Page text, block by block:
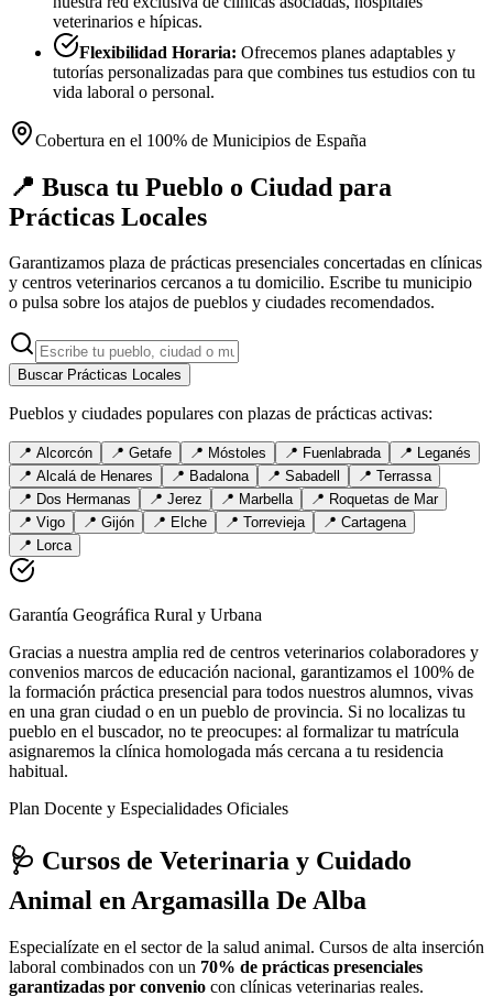
veterinarios e hípicas.
Flexibilidad Horaria: Ofrecemos planes adaptables y
tutorías personalizadas para que combines tus estudios con tu
vida laboral o personal.
Cobertura en el 100% de Municipios de España
📍 Busca tu Pueblo o Ciudad para
Prácticas Locales
Garantizamos plaza de prácticas presenciales concertadas en clínicas
y centros veterinarios cercanos a tu domicilio. Escribe tu municipio
o pulsa sobre los atajos de pueblos y ciudades recomendados.
Buscar Prácticas Locales
Pueblos y ciudades populares con plazas de prácticas activas:
📍 Alcorcón 📍 Getafe 📍 Móstoles 📍 Fuenlabrada 📍 Leganés
📍 Alcalá de Henares 📍 Badalona 📍 Sabadell 📍 Terrassa
📍 Dos Hermanas 📍 Jerez 📍 Marbella 📍 Roquetas de Mar
📍 Vigo 📍 Gijón 📍 Elche 📍 Torrevieja 📍 Cartagena
📍 Lorca
Garantía Geográfica Rural y Urbana
Gracias a nuestra amplia red de centros veterinarios colaboradores y
convenios marcos de educación nacional, garantizamos el 100% de
la formación práctica presencial para todos nuestros alumnos, vivas
en una gran ciudad o en un pueblo de provincia. Si no localizas tu
pueblo en el buscador, no te preocupes: al formalizar tu matrícula
asignaremos la clínica homologada más cercana a tu residencia
habitual.
Plan Docente y Especialidades Oficiales
🩺 Cursos de Veterinaria y Cuidado
Animal en Argamasilla De Alba
Especialízate en el sector de la salud animal. Cursos de alta inserción
laboral combinados con un 70% de prácticas presenciales
garantizadas por convenio con clínicas veterinarias reales.